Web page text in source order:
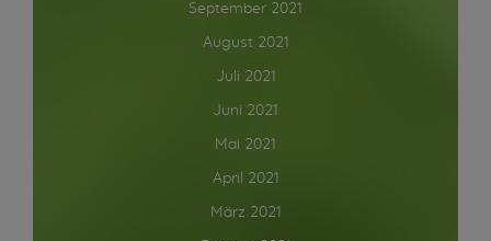
September 2021
August 2021
Juli 2021
Juni 2021
Mai 2021
April 2021
März 2021